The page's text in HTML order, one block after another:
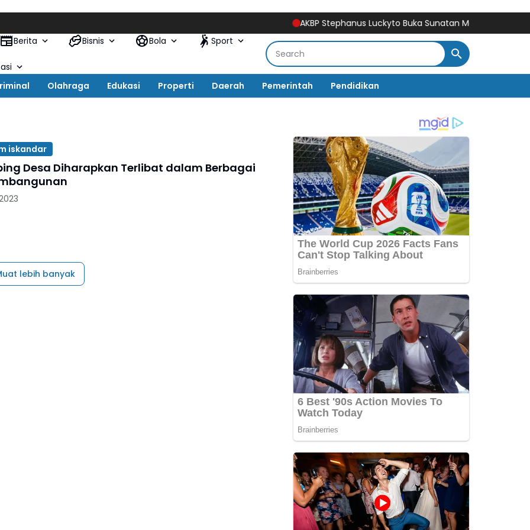
AKBP Stephanus Luckyto Buka Sunatan Massal, Polres
Berita
Bisnis Bola Sport
Olahraga Edukasi Properti Daerah Pemerintah Pendidikan
iskandar
Desa Diharapkan Terlibat dalam Berbagai
lebih banyak